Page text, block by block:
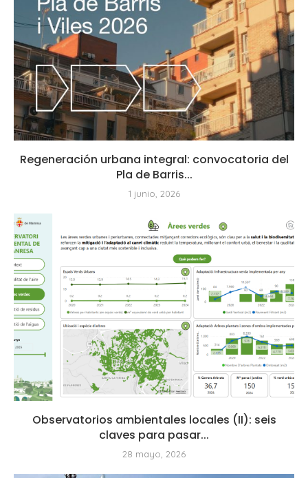
Regeneración urbana integral: convocatoria del
Pla de Barris...
1 junio, 2026
Observatorios ambientales locales (II): seis
claves para pasar...
28 mayo, 2026